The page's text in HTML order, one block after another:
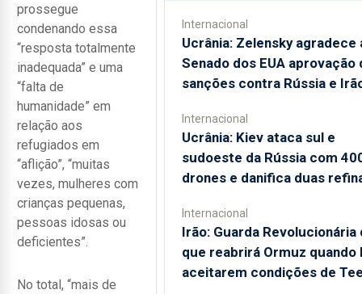
prossegue
condenando essa
“resposta totalmente
inadequada” e uma
“falta de
humanidade” em
relação aos
refugiados em
“aflição”, “muitas
vezes, mulheres com
crianças pequenas,
pessoas idosas ou
deficientes”.
No total, “mais de
Internacional
Ucrânia: Zelensky agradece
Senado dos EUA aprovação
sanções contra Rússia e
Internacional
Ucrânia: Kiev ataca sul e
sudoeste da Rússia com
drones e danifica duas
Internacional
Irão: Guarda Revolucionária
que reabrirá Ormuz quando
aceitarem condições de